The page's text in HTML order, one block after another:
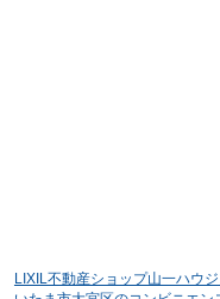
LIXIL不動産ショップ山一ハウ